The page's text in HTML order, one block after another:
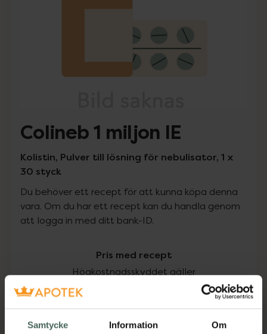
Samtycke Information Om
Colineb 1 miljon IE
Kolistin, Pulver till lösning för nebulisator, 1 x
30 styck
Du behöver ett recept för att kunna köpa denna
vara. Om du har ett recept kan du handla genom
att logga in med ditt bank-ID.
Pris med recept
Högkostnadsskyddet gäller
1849,88 kr
I apotek:1849,88 kr